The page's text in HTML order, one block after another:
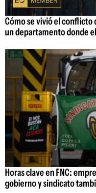
Cómo se vivió el conflicto
un departamento donde
Horas clave en FNC:
gobierno y sindicato